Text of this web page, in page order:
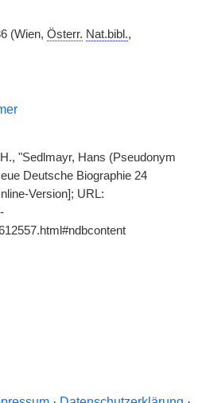
(Wien, Österr. Nat.bibl.,
"Sedlmayr, Hans (Pseudonym
Deutsche Biographie 24
Version]; URL: